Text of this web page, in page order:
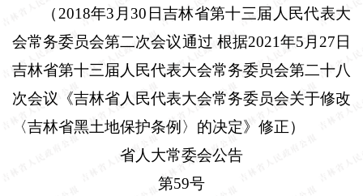
（ 2018年3 月 30 日吉林省第十三届人民代表大
会常务委员会第二次会议通过 根据2021年5 月 27日
吉林省第十三届人民代表大会常务委员会第二十八
次会议《吉林省人民代表大会常务委员会关于修改
〈吉林省黑土地保护条例〉的决定》修正）
省人大常委会公告
第59号